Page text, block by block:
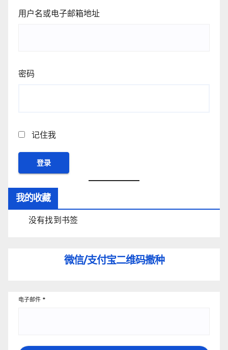
用户名或电子邮箱地址
密码
记住我
我的收藏
没有找到书签
微信/支付宝二维码撒种
电子邮件 *